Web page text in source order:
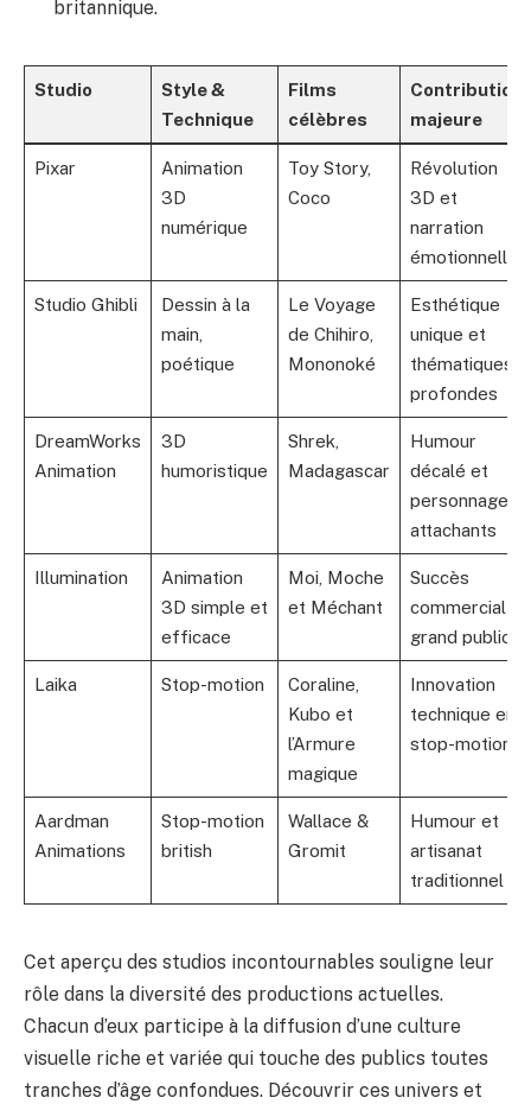
britannique.
Studio
Style &
Technique
Films
célèbres
Contribution
majeure
Pixar
Animation
3D
numérique
Toy Story,
Coco
Révolution
3D et
narration
émotionnelle
Studio Ghibli
Dessin à la
main,
poétique
Le Voyage
de Chihiro,
Mononoké
Esthétique
unique et
thématiques
profondes
DreamWorks
Animation
3D
humoristique
Shrek,
Madagascar
Humour
décalé et
personnages
attachants
Illumination
Animation
3D simple et
efficace
Moi, Moche
et Méchant
Succès
commercial
grand public
Laika Stop-motion
Coraline,
Kubo et
l’Armure
magique
Innovation
technique en
stop-motion
Aardman
Animations
Stop-motion
british
Wallace &
Gromit
Humour et
artisanat
traditionnel
Cet aperçu des studios incontournables souligne leur
rôle dans la diversité des productions actuelles.
Chacun d’eux participe à la diffusion d’une culture
visuelle riche et variée qui touche des publics toutes
tranches d’âge confondues. Découvrir ces univers et